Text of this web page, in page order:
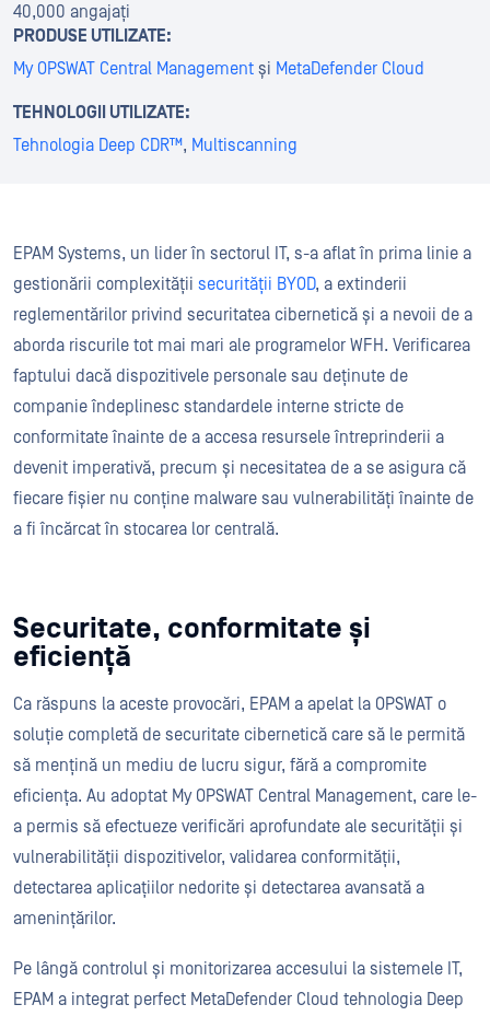
40,000 angajați
PRODUSE UTILIZATE:
My OPSWAT Central Management și MetaDefender Cloud
TEHNOLOGII UTILIZATE:
Tehnologia Deep CDR™, Multiscanning
EPAM Systems, un lider în sectorul IT, s-a aflat în prima linie a
gestionării complexității securității BYOD, a extinderii
reglementărilor privind securitatea cibernetică și a nevoii de a
aborda riscurile tot mai mari ale programelor WFH. Verificarea
faptului dacă dispozitivele personale sau deținute de
companie îndeplinesc standardele interne stricte de
conformitate înainte de a accesa resursele întreprinderii a
devenit imperativă, precum și necesitatea de a se asigura că
fiecare fișier nu conține malware sau vulnerabilități înainte de
a fi încărcat în stocarea lor centrală.
Securitate, conformitate și
eficiență
Ca răspuns la aceste provocări, EPAM a apelat la OPSWAT o
soluție completă de securitate cibernetică care să le permită
să mențină un mediu de lucru sigur, fără a compromite
eficiența. Au adoptat My OPSWAT Central Management, care le-
a permis să efectueze verificări aprofundate ale securității și
vulnerabilității dispozitivelor, validarea conformității,
detectarea aplicațiilor nedorite și detectarea avansată a
amenințărilor.
Pe lângă controlul și monitorizarea accesului la sistemele IT,
EPAM a integrat perfect MetaDefender Cloud tehnologia Deep